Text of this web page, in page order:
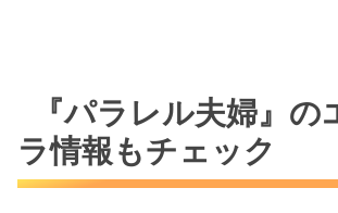
『パラレル夫婦』の
ラ情報もチェック